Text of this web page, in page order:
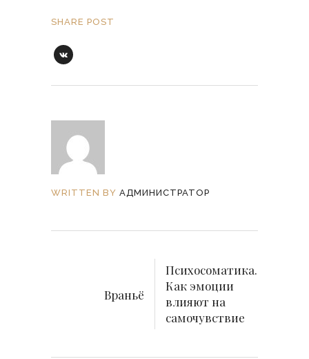
SHARE POST
WRITTEN BY АДМИНИСТРАТОР
Враньё
Психосоматика.
Как эмоции
влияют на
самочувствие